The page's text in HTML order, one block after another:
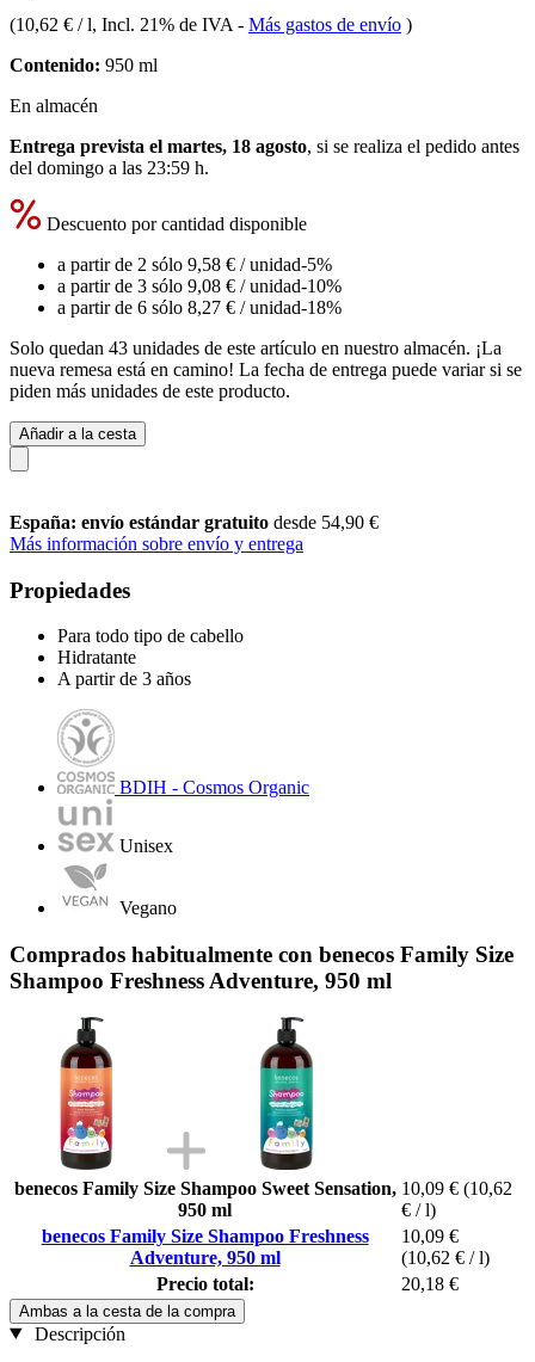
(10,62 € / l, Incl. 21% de IVA - Más gastos de envío )
Contenido: 950 ml
En almacén
Entrega prevista el martes, 18 agosto, si se realiza el pedido antes
del domingo a las 23:59 h.
Descuento por cantidad disponible
a partir de 2 sólo 9,58 € / unidad-5%
a partir de 3 sólo 9,08 € / unidad-10%
a partir de 6 sólo 8,27 € / unidad-18%
Solo quedan 43 unidades de este artículo en nuestro almacén. ¡La
nueva remesa está en camino! La fecha de entrega puede variar si se
piden más unidades de este producto.
Añadir a la cesta
España: envío estándar gratuito desde 54,90 €
Más información sobre envío y entrega
Propiedades
Para todo tipo de cabello
Hidratante
A partir de 3 años
BDIH - Cosmos Organic
Unisex
Vegano
Comprados habitualmente con benecos Family Size
Shampoo Freshness Adventure, 950 ml
benecos Family Size Shampoo Sweet Sensation,
950 ml
10,09 € (10,62
€ / l)
benecos Family Size Shampoo Freshness
Adventure, 950 ml
10,09 €
(10,62 € / l)
Precio total:
20,18 €
Ambas a la cesta de la compra
Descripción